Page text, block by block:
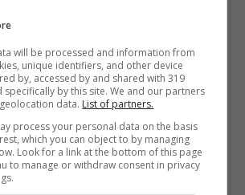
un pochino l’intingolo che
quindi filtratelo.
will be processed and information from
unique identifiers, and other device
by, accessed by and shared with 319
specifically by this site. We and our partners
data. List of partners.
process your personal data on the basis
which you can object to by managing
Look for a link at the bottom of this page
to manage or withdraw consent in privacy